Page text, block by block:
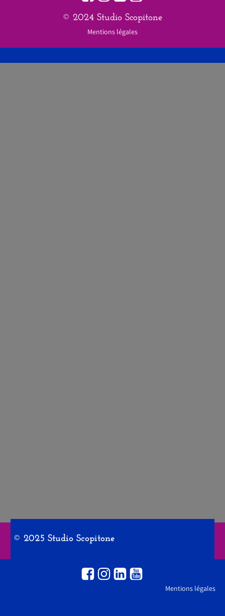
© 2024 Studio Scopitone
Mentions légales
© 2025 Studio Scopitone
Mentions légales